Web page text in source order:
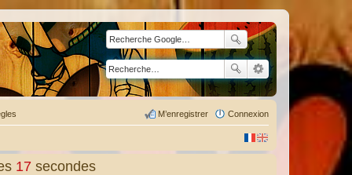
Connexion
M’enregistrer
18 secondes